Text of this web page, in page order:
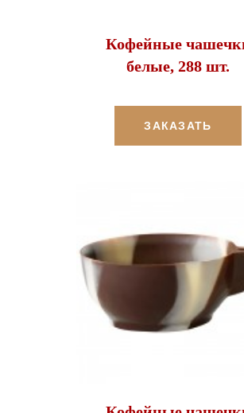
Кофейные
белые, 288 шт.
ЗАКАЗАТЬ